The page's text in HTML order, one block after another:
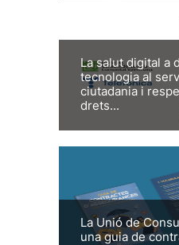
La salut digital a
tecnologia al
ciutadania i
drets...
La Unió de
una guia de